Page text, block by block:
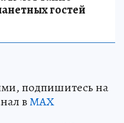
гостей
подпишитесь на
вМАХ